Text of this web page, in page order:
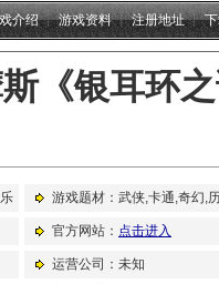
介绍┊游戏资料┊注册地址┊
《银耳环
游戏题材：武侠,卡通,奇幻,
话,都市,音乐舞蹈,体育
官方网站： 点击进入
运营公司：未知